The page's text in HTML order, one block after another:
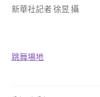
新華社記者 徐昱 攝
跳舞場地